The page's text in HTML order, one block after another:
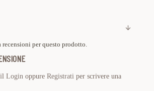
per questo prodotto.
Login oppure Registrati per scrivere una